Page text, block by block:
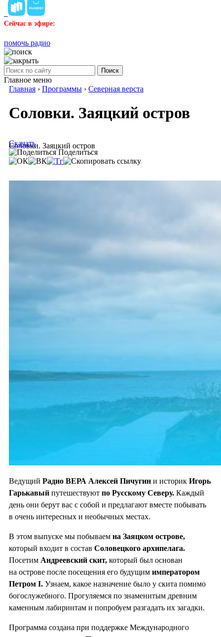
Сейчас в эфире:
помочь радио
Поиск
Главное меню
Главная › Программы › Северная верста
Соловки. Заяцкий остров
Соловки. Заяцкий остров
Скачать
Поделиться
Ведущий Радио ВЕРА Алексей Пичугин и историк Игорь
Гарькавый путешествуют по Русскому Северу. Каждый
день они берут вас с собой и предлагают вместе побывать
в очень интересных и необычных местах.
В этом выпуске мы побываем на Заяцком острове,
который входит в состав Соловецкого архипелага.
Посетим Андреевский скит, который был основан
на острове после посещения его будущим императором
Петром I. Узнаем, какое назначение было у скита помимо
богослужебного. Прогуляемся по знаменитым древним
каменным лабиринтам и попробуем разгадать их загадки.
Программа создана при поддержке Международного